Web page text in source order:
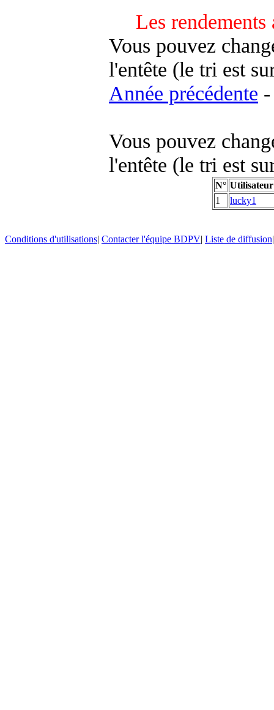
Les
Vous pouvez
l'entête (le tri est
Année précédente
Vous pouvez
l'entête (le tri est
N° Utilisateur
1
lucky1
Conditions d'utilisations| Contacter l'équipe BDPV| Liste de diffusion